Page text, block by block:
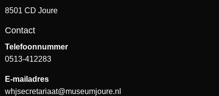
8501 CD Joure
Contact
Telefoonnummer
0513-412283
E-mailadres
whjsecretariaat@museumjoure.nl